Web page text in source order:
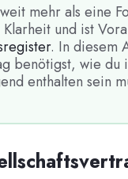
mehr als eine
und ist
. In diesem
benötigst, wie du
enthalten sein